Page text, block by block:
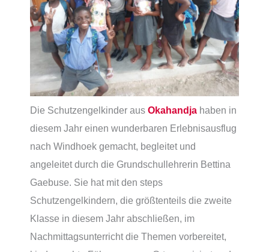
Die Schutzengelkinder aus Okahandja haben in
diesem Jahr einen wunderbaren Erlebnisausflug
nach Windhoek gemacht, begleitet und
angeleitet durch die Grundschullehrerin Bettina
Gaebuse. Sie hat mit den steps
Schutzengelkindern, die größtenteils die zweite
Klasse in diesem Jahr abschließen, im
Nachmittagsunterricht die Themen vorbereitet,